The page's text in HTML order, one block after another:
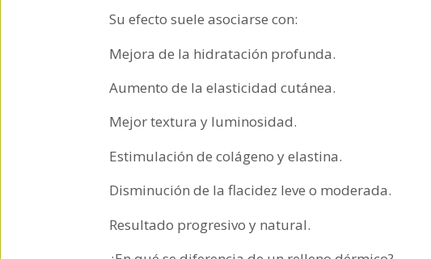
Su efecto suele asociarse con:
Mejora de la hidratación profunda.
Aumento de la elasticidad cutánea.
Mejor textura y luminosidad.
Estimulación de colágeno y elastina.
Disminución de la flacidez leve o moderada.
Resultado progresivo y natural.